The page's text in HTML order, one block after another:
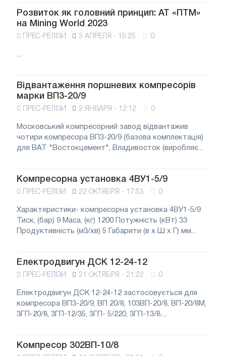
Розвиток як головний принцип: АТ «ПТМ»
на Mining World 2023
ПРЕС-РЕЛІЗИ 3 АПРЕЛЯ - 15:25 0
...
Відвантаження поршневих компресорів
марки ВП3-20/9
ПРЕС-РЕЛІЗИ 2 ЯНВАРЯ - 12:12 0
Московський компресорний завод відвантажив
чотири компресора ВП3-20/9 (базова комплектація)
для ВАТ "Востокцемент", Владивосток (виробляє...
Компресорна установка 4ВУ1-5/9
ПРЕС-РЕЛІЗИ 22 ОКТЯБРЯ - 17:53 0
Характеристики- компресорна установка 4ВУ1-5/9
Тиск, (бар) 9 Маса, (кг) 1200 Потужність (кВт) 33
Продуктивність (м3/хв) 5 Габарити (в x Ш x Г) мм...
Електродвигун ДСК 12-24-12
ПРЕС-РЕЛІЗИ 21 ОКТЯБРЯ - 21:22 0
Електродвигун ДСК 12-24-12 застосовується для
компресора ВП3-20/9, ВП 20/8, 103ВП-20/8, ВП-20/8М,
3ГП-20/8, 3ГП-12/35, 3ГП- 5/220, 3ГП-13/8....
Компресор 302ВП-10/8